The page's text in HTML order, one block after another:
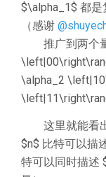
$\alpha_1$ 都
（感谢
推广到两个量
\alpha_2
这里就能看出
$n$ 比特可以描
特可以同时描述